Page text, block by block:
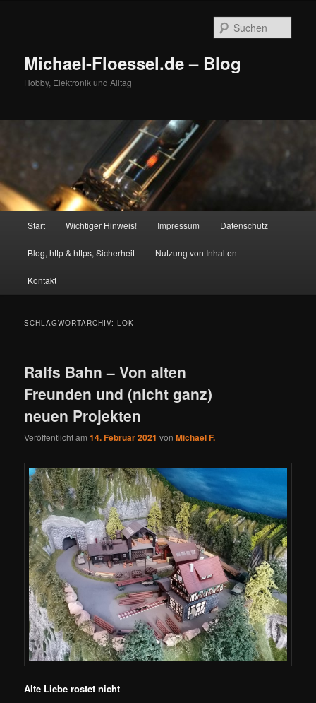
Michael-Floessel.de – Blog
Hobby, Elektronik und Alltag
Start Wichtiger Hinweis! Impressum Datenschutz
Blog, http & https, Sicherheit Nutzung von Inhalten
Kontakt
SCHLAGWORTARCHIV:LOK
Ralfs Bahn – Von alten
Freunden und (nicht ganz)
neuen Projekten
Veröffentlicht am14. Februar 2021 vonMichael F.
Alte Liebe rostet nicht